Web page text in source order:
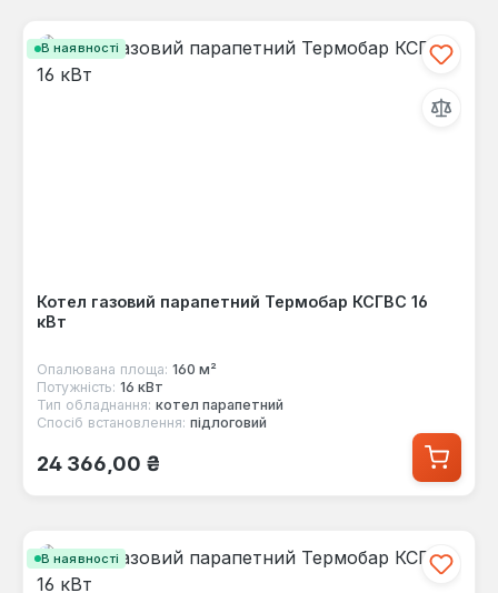
В наявності
Котел газовий парапетний Термобар КСГВС 16
кВт
Опалювана площа: 160 м²
Потужність: 16 кВт
Тип обладнання: котел парапетний
Спосіб встановлення: підлоговий
Звичайна ціна:
24 366,00 ₴
В наявності